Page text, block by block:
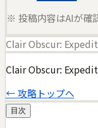
※ 投稿内容はAIが確
Clair Obscur:
Clair Obscur:
← 攻略トップへ
目次